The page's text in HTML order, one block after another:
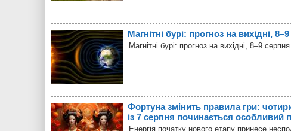
Магнітні бурі: прогноз на вихідні,
Магнітні бурі: прогноз на вихідні, 8–9 серпня
Фортуна змінить правила гри:
із 7 серпня починається особливий
Енергія початку нового етапу принесе